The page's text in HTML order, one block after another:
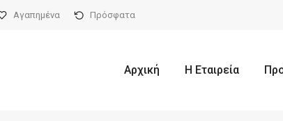
Αγαπημένα Πρόσφατα
Αρχική Η Εταιρεία